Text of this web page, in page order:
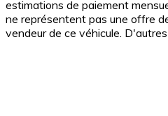
estimations de paiement
ne représentent pas une offre
vendeur de ce véhicule.